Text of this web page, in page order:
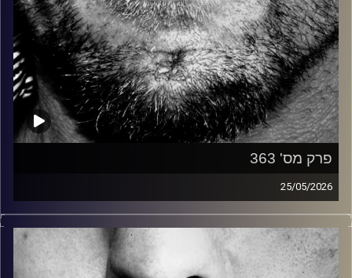
פרק מס' 363
25/05/2026
זיפים, מוזיקה מחוספסת של הופעות חיות. הרבה ג'אם, רוק,
בלוז, bluegrass, ג'אז, Fאנק, פרוגרסיב ואפילו אלקטרוניקה.
כל מה שחי, אמיתי ונושם.
עם שמוליק רגב.